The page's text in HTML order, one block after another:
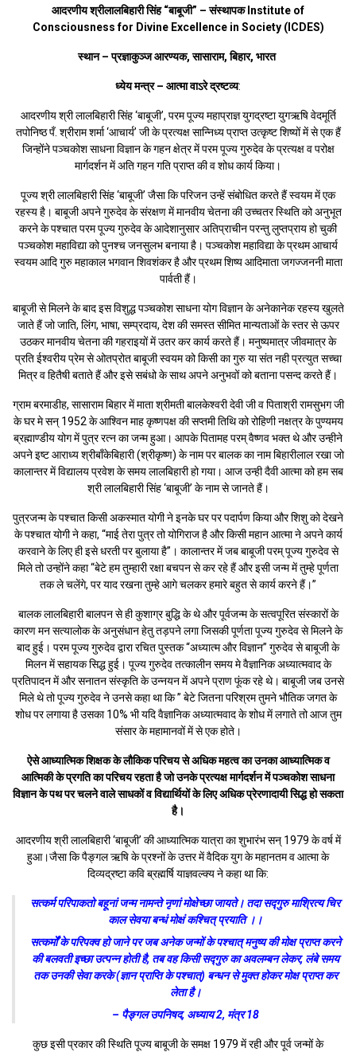
आदरणीय श्रीलालबिहारी सिंह “बाबूजी” – संस्थापक Institute of
Consciousness for Divine Excellence in Society (ICDES)
स्थान – प्रज्ञाकुञ्ज आरण्यक, सासाराम, बिहार, भारत
ध्येय मन्त्र – आत्मा वाऽरे द्रष्टव्य:
आदरणीय श्री लालबिहारी सिंह ‘बाबूजी’, परम पूज्य महाप्राज्ञ युगद्रष्टा युगऋषि वेदमूर्ति
तपोनिष्ठ पँ. श्रीराम शर्मा ‘आचार्य’ जी के प्रत्यक्ष सान्निध्य प्राप्त उत्कृष्ट शिष्यों में से एक हैं
जिन्होंने पञ्चकोश साधना विज्ञान के गहन क्षेत्र में परम पूज्य गुरुदेव के प्रत्यक्ष व परोक्ष
मार्गदर्शन में अति गहन गति प्राप्त की व शोध कार्य किया।
पूज्य श्री लालबिहारी सिंह ‘बाबूजी’ जैसा कि परिजन उन्हें संबोधित करते हैं स्वयम में एक
रहस्य है। बाबूजी अपने गुरुदेव के संरक्षण में मानवीय चेतना की उच्चतर स्थिति को अनुभूत
करने के पश्चात परम पूज्य गुरुदेव के आदेशानुसार अतिप्राचीन परन्तु लुप्तप्राय हो चुकी
पञ्चकोश महाविद्या को पुनश्च जनसुलभ बनाया है। पञ्चकोश महाविद्या के प्रथम आचार्य
स्वयम आदि गुरु महाकाल भगवान शिवशंकर है और प्रथम शिष्य आदिमाता जगज्जननी माता
पार्वती हैं।
बाबूजी से मिलने के बाद इस विशुद्ध पञ्चकोश साधना योग विज्ञान के अनेकानेक रहस्य खुलते
जाते हैं जो जाति, लिंग, भाषा, सम्प्रदाय, देश की समस्त सीमित मान्यताओं के स्तर से ऊपर
उठकर मानवीय चेतना की गहराइयों में उतर कर कार्य करते हैं। मनुष्यमात्र जीवमात्र के
प्रति ईश्वरीय प्रेम से ओतप्रोत बाबूजी स्वयम को किसी का गुरु या संत नही प्रत्युत सच्चा
मित्र व हितैषी बताते हैं और इसे सबंधो के साथ अपने अनुभवों को बताना पसन्द करते हैं।
ग्राम बरमाडीह, सासाराम बिहार में माता श्रीमती बालकेश्वरी देवी जी व पिताश्री रामसुभग जी
के घर मे सन् 1952 के आश्विन माह कृष्णपक्ष की सप्तमी तिथि को रोहिणी नक्षत्र के पुण्यमय
ब्रह्माण्डीय योग में पुत्र रत्न का जन्म हुआ। आपके पितामह परम् वैष्णव भक्त थे और उन्हीने
अपने इष्ट आराध्य श्रीबाँकेबिहारी (श्रीकृष्ण) के नाम पर बालक का नाम बिहारीलाल रखा जो
कालान्तर में विद्यालय प्रवेश के समय लालबिहारी हो गया। आज उन्ही दैवी आत्मा को हम सब
श्री लालबिहारी सिंह ‘बाबूजी’ के नाम से जानते हैं।
पुत्रजन्म के पश्चात किसी अकस्मात योगी ने इनके घर पर पदार्पण किया और शिशु को देखने
के पश्चात योगी ने कहा, “माई तेरा पुत्र तो योगिराज है और किसी महान आत्मा ने अपने कार्य
करवाने के लिए ही इसे धरती पर बुलाया है”। कालान्तर में जब बाबूजी परम् पूज्य गुरुदेव से
मिले तो उन्होंने कहा “बेटे हम तुम्हारी रक्षा बचपन से कर रहे हैं और इसी जन्म में तुम्हे पूर्णता
तक ले चलेंगे, पर याद रखना तुम्हे आगे चलकर हमारे बहुत से कार्य करने हैं।”
बालक लालबिहारी बालपन से ही कुशाग्र बुद्धि के थे और पूर्वजन्म के सत्वपूरित संस्कारों के
कारण मन सत्यालोक के अनुसंधान हेतु तड़पने लगा जिसकी पूर्णता पूज्य गुरुदेव से मिलने के
बाद हुई। परम पूज्य गुरुदेव द्वारा रचित पुस्तक “अध्यात्म और विज्ञान” गुरुदेव से बाबूजी के
मिलन में सहायक सिद्ध हुई। पूज्य गुरुदेव तत्कालीन समय मे वैज्ञानिक अध्यात्मवाद के
प्रतिपादन में और सनातन संस्कृति के उन्नयन में अपने प्राण फूंक रहे थे। बाबूजी जब उनसे
मिले थे तो पूज्य गुरुदेव ने उनसे कहा था कि ” बेटे जितना परिश्रम तुमने भौतिक जगत के
शोध पर लगाया है उसका 10% भी यदि वैज्ञानिक अध्यात्मवाद के शोध में लगाते तो आज तुम
संसार के महामानवों में से एक होते।
ऐसे आध्यात्मिक शिक्षक के लौकिक परिचय से अधिक महत्व का उनका आध्यात्मिक व
आत्मिकी के प्रगति का परिचय रहता है जो उनके प्रत्यक्ष मार्गदर्शन में पञ्चकोश साधना
विज्ञान के पथ पर चलने वाले साधकों व विद्यार्थियों के लिए अधिक प्रेरणादायी सिद्ध हो सकता
है।
आदरणीय श्री लालबिहारी ‘बाबूजी’ की आध्यात्मिक यात्रा का शुभारंभ सन् 1979 के वर्ष में
हुआ।जैसा कि पैङ्गल ऋषि के प्रश्नों के उत्तर में वैदिक युग के महानतम व आत्मा के
दिव्यद्रष्टा कवि ब्रह्मर्षि याज्ञवल्क्य ने कहा था कि:
सत्कर्म परिपाकतो बहूनां जन्म नामन्ते नृणां मोक्षेच्छा जायते। तदा सद्गुरु माश्रित्य चिर
काल सेवया बन्धं मोक्षं कश्चित् प्रयाति ।।
सत्कर्मों के परिपक्व हो जाने पर जब अनेक जन्मों के पश्चात् मनुष्य की मोक्ष प्राप्त करने
की बलवती इच्छा उत्पन्न होती है, तब वह किसी सद्गुरु का अवलम्बन लेकर, लंबे समय
तक उनकी सेवा करके (ज्ञान प्राप्ति के पश्चात्) बन्धन से मुक्त होकर मोक्ष प्राप्त कर
लेता है।
– पैङ्गल उपनिषद, अध्याय 2, मंत्र 18
कुछ इसी प्रकार की स्थिति पूज्य बाबूजी के समक्ष 1979 में रही और पूर्व जन्मों के